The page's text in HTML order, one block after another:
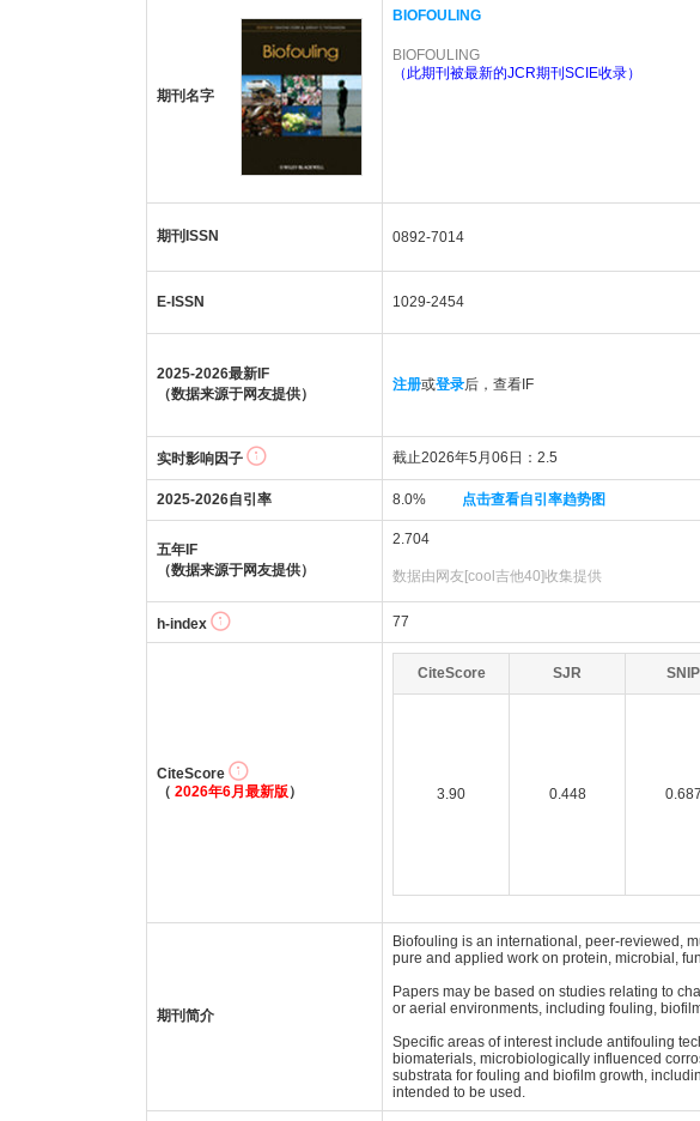
期刊名字
BIOFOULING
BIOFOULING
（此期刊被最新的JCR期刊SCIE收录）
期刊ISSN 0892-7014
E-ISSN 1029-2454
2025-2026最新IF
（数据来源于网友提供）
注册或登录后，查看IF
实时影响因子 截止2026年5月06日：2.5
2025-2026自引率 8.0% 点击查看自引率趋势图
五年IF
（数据来源于网友提供）
2.704
数据由网友[cool吉他40]收集提供
h-index 77
CiteScore
（ 2026年6月最新版）
CiteScore SJR SNIP
3.90 0.448 0.687
期刊简介
Biofouling is an international, peer-reviewed,
pure and applied work on protein, microbial,
Papers may be based on studies relating to
or aerial environments, including fouling,
Specific areas of interest include antifouling
biomaterials, microbiologically influenced
substrata for fouling and biofilm growth,
intended to be used.